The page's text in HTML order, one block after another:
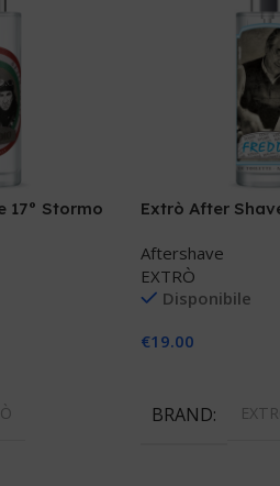
17° Stormo Extrò After
Aftershave
EXTRÒ
Disponibile
€19.00
BRAND